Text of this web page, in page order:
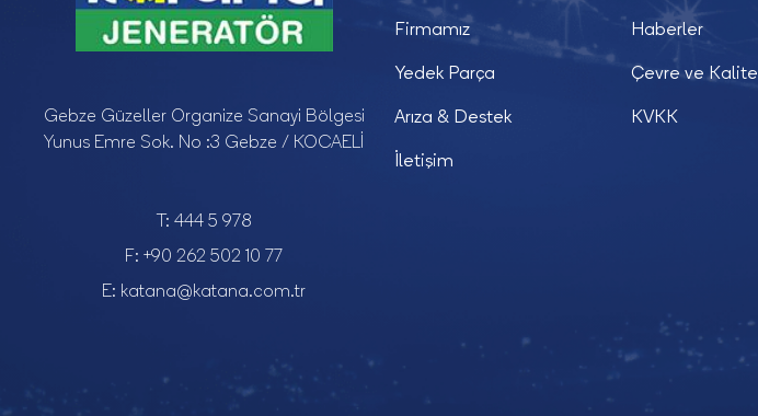
Gebze Güzeller Organize Sanayi Bölgesi
Yunus Emre Sok. No :3 Gebze / KOCAELİ
T: 444 5 978
F: +90 262 502 10 77
E: katana@katana.com.tr
Firmamız
Yedek Parça
Arıza & Destek
İletişim
Haberler
Çevre ve Kalite
KVKK